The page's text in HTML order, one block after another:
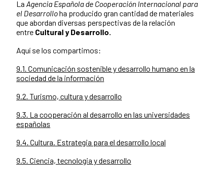
La Agencia Española de Cooperación Internacional para
el Desarrolloha producido gran cantidad de materiales
que abordan diversas perspectivas de la relación
entre Cultural y Desarrollo.
Aquí se los compartimos:
9.1. Comunicación sostenible y desarrollo humano en la
sociedad de la información
9.2. Turismo, cultura y desarrollo
9.3. La cooperación al desarrollo en las universidades
españolas
9.4. Cultura. Estrategia para el desarrollo local
9.5. Ciencia, tecnologia y desarrollo